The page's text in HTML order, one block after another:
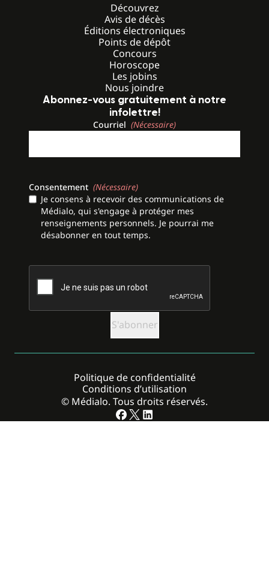
Découvrez
Avis de décès
Éditions électroniques
Points de dépôt
Concours
Horoscope
Les jobins
Nous joindre
Abonnez-vous gratuitement à notre
infolettre!
Courriel (Nécessaire)
Consentement (Nécessaire)
Je consens à recevoir des communications de
Médialo, qui s'engage à protéger mes
renseignements personnels. Je pourrai me
désabonner en tout temps.
CAPTCHA
© Médialo. Tous droits réservés.
Politique de confidentialité
Conditions d’utilisation